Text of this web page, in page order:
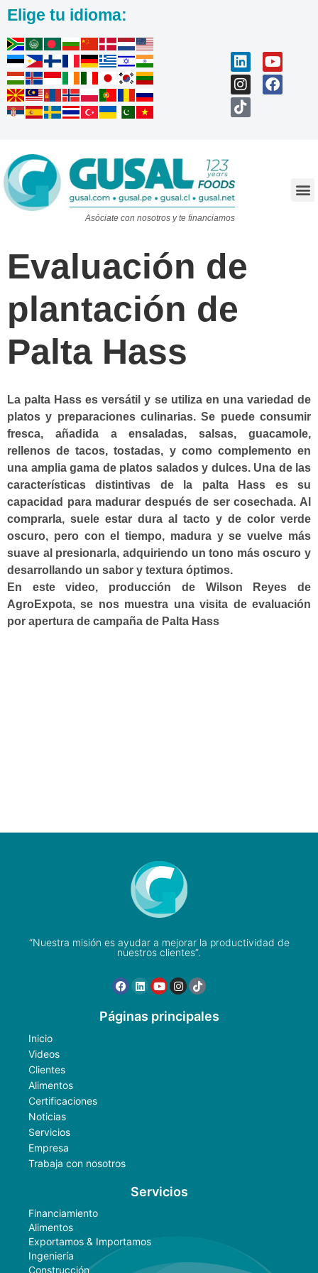
Elige tu idioma:
Asóciate con nosotros y te financiamos
Evaluación de
plantación de
Palta Hass
La palta Hass es versátil y se utiliza en una variedad de
platos y preparaciones culinarias. Se puede consumir
fresca, añadida a ensaladas, salsas, guacamole,
rellenos de tacos, tostadas, y como complemento en
una amplia gama de platos salados y dulces. Una de las
características distintivas de la palta Hass es su
capacidad para madurar después de ser cosechada. Al
comprarla, suele estar dura al tacto y de color verde
oscuro, pero con el tiempo, madura y se vuelve más
suave al presionarla, adquiriendo un tono más oscuro y
desarrollando un sabor y textura óptimos.
En este video, producción de Wilson Reyes de
AgroExpota, se nos muestra una visita de evaluación
por apertura de campaña de Palta Hass
“Nuestra misión es ayudar a mejorar la productividad de
nuestros clientes”.
Páginas principales
Inicio
Videos
Clientes
Alimentos
Certificaciones
Noticias
Servicios
Empresa
Trabaja con nosotros
Servicios
Financiamiento
Alimentos
Exportamos & Importamos
Ingeniería
Construcción